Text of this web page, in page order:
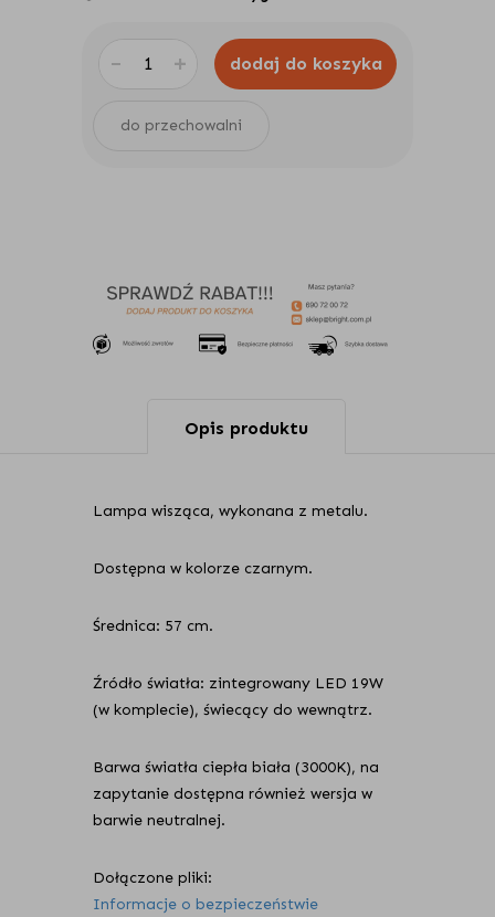
- + dodaj do koszyka
do przechowalni
Opis produktu
Lampa wisząca, wykonana z metalu.
Dostępna w kolorze czarnym.
Średnica: 57 cm.
Źródło światła: zintegrowany LED 19W
(w komplecie), świecący do wewnątrz.
Barwa światła ciepła biała (3000K), na
zapytanie dostępna również wersja w
barwie neutralnej.
Dołączone pliki:
Informacje o bezpieczeństwie